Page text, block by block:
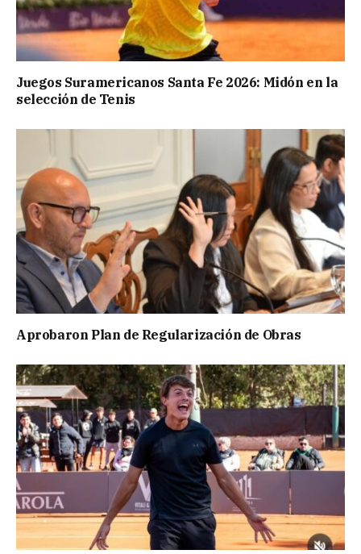
Juegos Suramericanos Santa Fe 2026: Midón en la
selección de Tenis
Aprobaron Plan de Regularización de Obras